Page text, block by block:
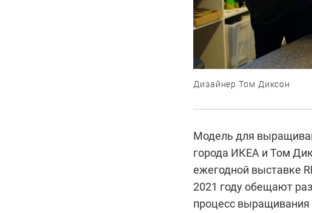
Дизайнер Том Диксон
Модель для
города ИКЕА и Том
ежегодной выставке
2021 году обещают
процесс